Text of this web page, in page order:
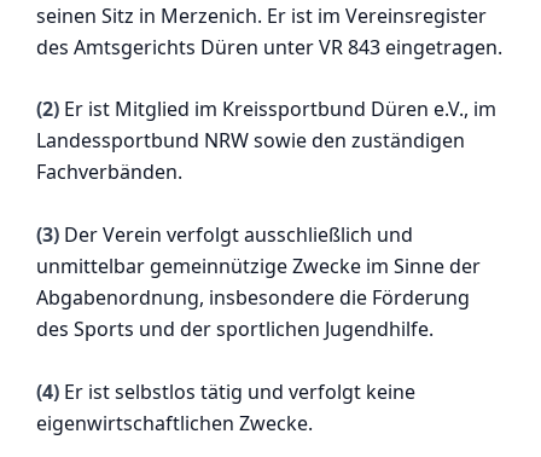
seinen Sitz in Merzenich. Er ist im Vereinsregister
des Amtsgerichts Düren unter VR 843 eingetragen.
(2) Er ist Mitglied im Kreissportbund Düren e.V., im
Landessportbund NRW sowie den zuständigen
Fachverbänden.
(3) Der Verein verfolgt ausschließlich und
unmittelbar gemeinnützige Zwecke im Sinne der
Abgabenordnung, insbesondere die Förderung
des Sports und der sportlichen Jugendhilfe.
(4) Er ist selbstlos tätig und verfolgt keine
eigenwirtschaftlichen Zwecke.